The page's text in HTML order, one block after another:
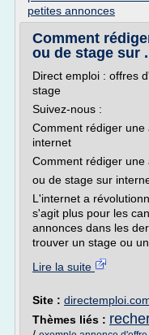
petites annonces
Comment
ou de stage sur
Direct emploi : offres
stage
Suivez-nous :
Comment rédiger
internet
Comment rédiger une
ou de stage sur
L'internet a
s'agit plus pour les
annonces dans les
trouver un stage ou
Lire la suite
Site :
Thèmes liés :